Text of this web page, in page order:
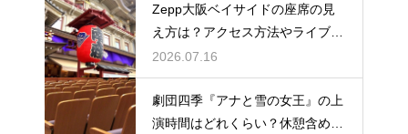
Zepp大阪ベイサイドの座席の見
え方は？アクセス方法やライブを
楽しむポイントを紹介
2026.07.16
劇団四季『アナと雪の女王』の上
演時間はどれくらい？休憩含めた